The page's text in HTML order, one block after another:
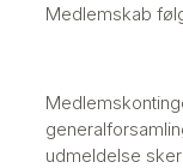
Medlemskab
udmeldelse